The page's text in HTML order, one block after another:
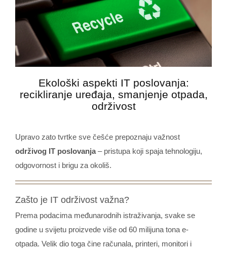
Ekološki aspekti IT poslovanja:
recikliranje uređaja, smanjenje otpada,
održivost
Upravo zato tvrtke sve češće prepoznaju važnost
održivog IT poslovanja– pristupa koji spaja tehnologiju,
odgovornost i brigu za okoliš.
Zašto je IT održivost važna?
Prema podacima međunarodnih istraživanja, svake se
godine u svijetu proizvede više od 60 milijuna tona e-
otpada. Velik dio toga čine računala, printeri, monitori i